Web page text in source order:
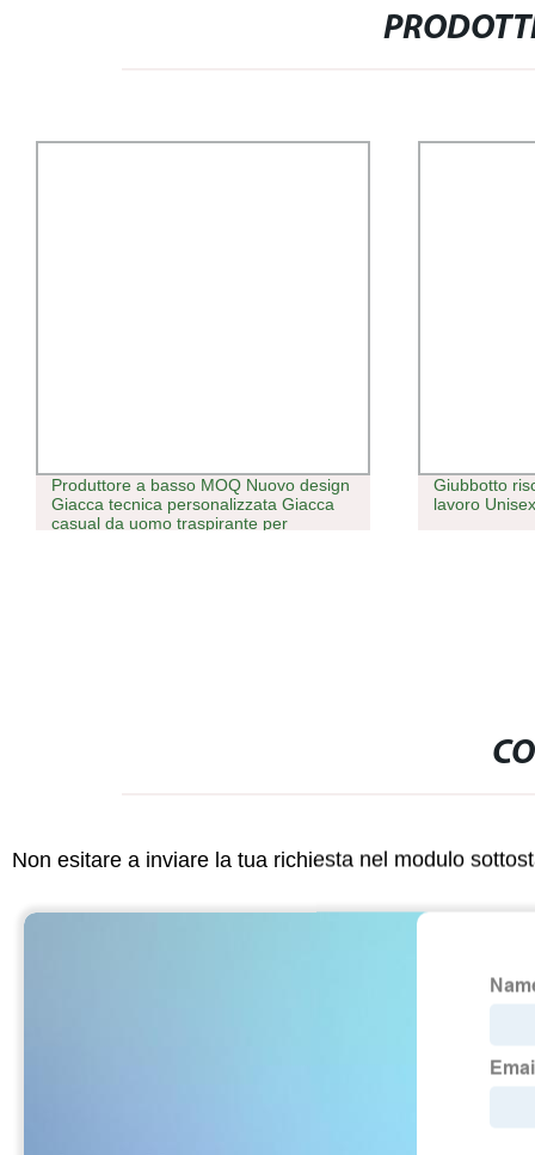
Produttore a basso MOQ Nuovo design
Giacca tecnica personalizzata Giacca
casual da uomo traspirante per
Giubbotto
lavoro
Non esitare a inviare la tua richiesta nel modulo